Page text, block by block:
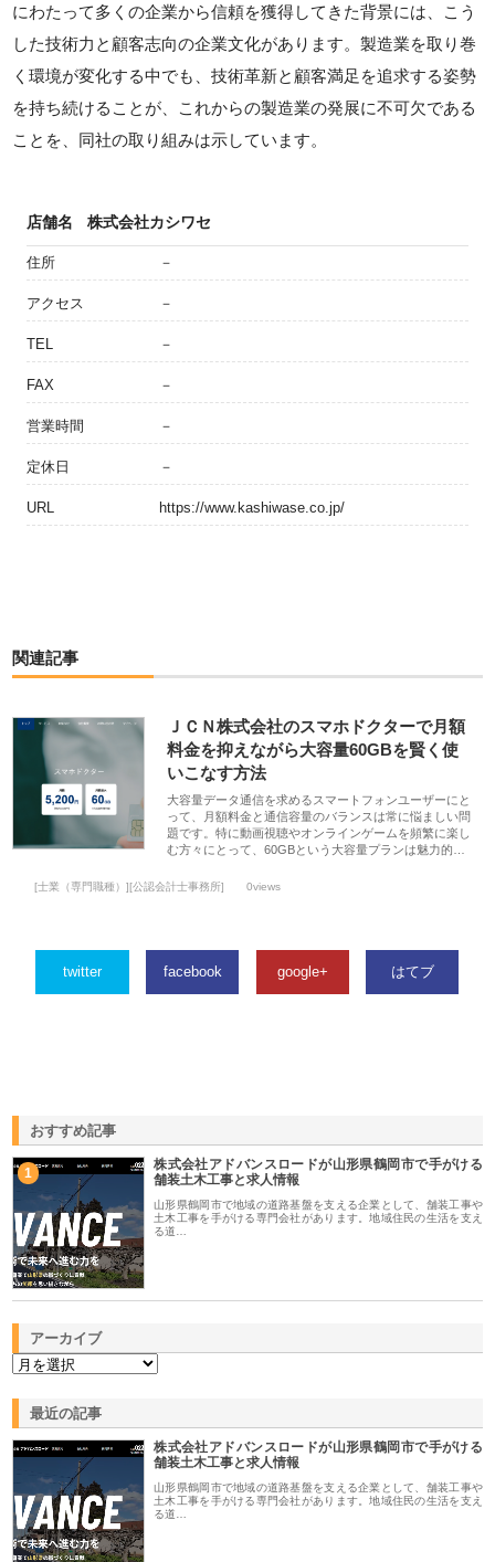
にわたって多くの企業から信頼を獲得してきた背景には、こう
した技術力と顧客志向の企業文化があります。製造業を取り巻
く環境が変化する中でも、技術革新と顧客満足を追求する姿勢
を持ち続けることが、これからの製造業の発展に不可欠である
ことを、同社の取り組みは示しています。
店舗名 株式会社カシワセ
住所 －
アクセス －
TEL －
FAX －
営業時間 －
定休日 －
URL https://www.kashiwase.co.jp/
関連記事
ＪＣＮ株式会社のスマホドクターで月額
料金を抑えながら大容量60GBを賢く使
いこなす方法
大容量データ通信を求めるスマートフォンユーザーにと
って、月額料金と通信容量のバランスは常に悩ましい問
題です。特に動画視聴やオンラインゲームを頻繁に楽し
む方々にとって、60GBという大容量プランは魅力的…
[士業（専門職種）][公認会計士事務所] 0views
twitter facebook google+ はてブ
おすすめ記事
1
株式会社アドバンスロードが山形県鶴岡市で手がける
舗装土木工事と求人情報
山形県鶴岡市で地域の道路基盤を支える企業として、舗装工事や
土木工事を手がける専門会社があります。地域住民の生活を支え
る道…
アーカイブ
最近の記事
株式会社アドバンスロードが山形県鶴岡市で手がける
舗装土木工事と求人情報
山形県鶴岡市で地域の道路基盤を支える企業として、舗装工事や
土木工事を手がける専門会社があります。地域住民の生活を支え
る道…